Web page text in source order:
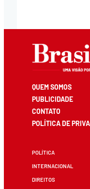
QUEM SOMOS
PUBLICIDADE
CONTATO
POLÍTICA DE
POLÍTICA
INTERNACIONAL
DIREITOS